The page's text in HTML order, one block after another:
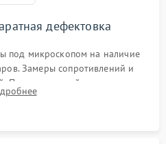
дефектовка
под микроскопом на наличие
Замеры сопротивлений и
Проверка цепей питания,
и видеочипа.